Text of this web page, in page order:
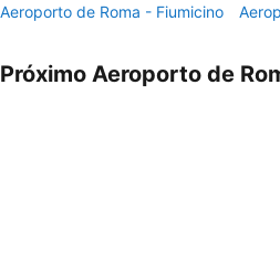
Aeroporto de Roma - Fiumicino
Próximo Aeroporto de